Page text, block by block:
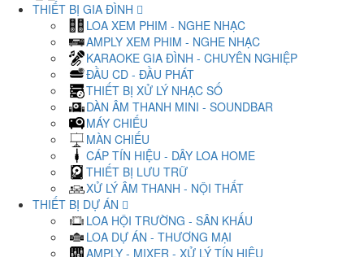
THIẾT BỊ GIA ĐÌNH
LOA XEM PHIM - NGHE NHẠC
AMPLY XEM PHIM - NGHE NHẠC
KARAOKE GIA ĐÌNH - CHUYÊN NGHIỆP
ĐẦU CD - ĐẦU PHÁT
THIẾT BỊ XỬ LÝ NHẠC SỐ
DÀN ÂM THANH MINI - SOUNDBAR
MÁY CHIẾU
MÀN CHIẾU
CÁP TÍN HIỆU - DÂY LOA HOME
THIẾT BỊ LƯU TRỮ
XỬ LÝ ÂM THANH - NỘI THẤT
THIẾT BỊ DỰ ÁN
LOA HỘI TRƯỜNG - SÂN KHẤU
LOA DỰ ÁN - THƯƠNG MẠI
AMPLY - MIXER - XỬ LÝ TÍN HIỆU